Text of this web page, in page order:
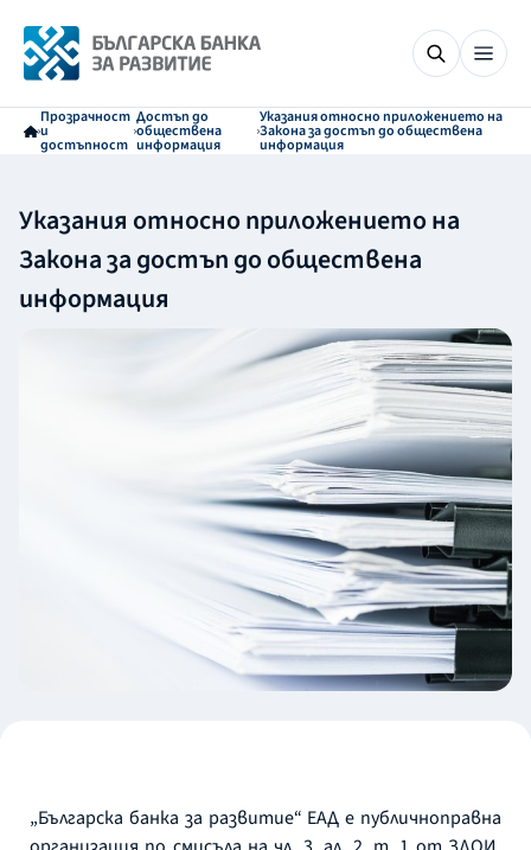
Прозрачност
и
достъпност
Достъп до
обществена
информация
Указания относно приложението на
Закона за достъп до обществена
информация
Указания относно приложението на
Закона за достъп до обществена
информация
„Българска банка за развитие“ ЕАД е публичноправна